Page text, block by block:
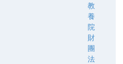
教
養
院
財
團
法